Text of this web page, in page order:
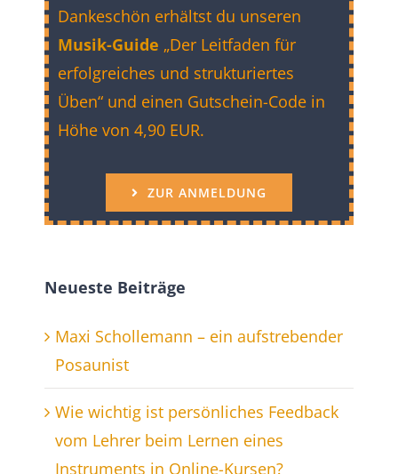
Dankeschön erhältst du unseren
Musik-Guide „Der Leitfaden für
erfolgreiches und strukturiertes
Üben“ und einen Gutschein-Code in
Höhe von 4,90 EUR.
ZUR ANMELDUNG
Neueste Beiträge
Maxi Schollemann – ein aufstrebender
Posaunist
Wie wichtig ist persönliches Feedback
vom Lehrer beim Lernen eines
Instruments in Online-Kursen?